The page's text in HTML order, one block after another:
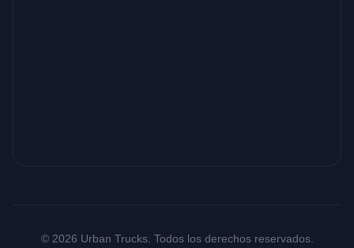
© 2026 Urban Trucks. Todos los derechos reservados.